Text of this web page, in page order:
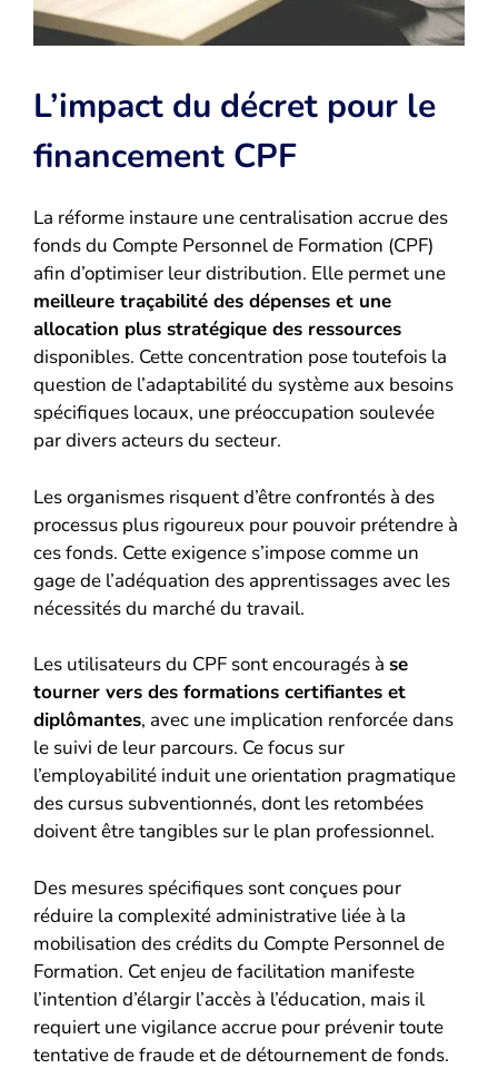
L’impact du décret pour le
financement CPF
La réforme instaure une centralisation accrue des
fonds du Compte Personnel de Formation (CPF)
afin d’optimiser leur distribution. Elle permet une
meilleure traçabilité des dépenses et une
allocation plus stratégique des ressources
disponibles. Cette concentration pose toutefois la
question de l’adaptabilité du système aux besoins
spécifiques locaux, une préoccupation soulevée
par divers acteurs du secteur.
Les organismes risquent d’être confrontés à des
processus plus rigoureux pour pouvoir prétendre à
ces fonds. Cette exigence s’impose comme un
gage de l’adéquation des apprentissages avec les
nécessités du marché du travail.
Les utilisateurs du CPF sont encouragés à se
tourner vers des formations certifiantes et
diplômantes, avec une implication renforcée dans
le suivi de leur parcours. Ce focus sur
l’employabilité induit une orientation pragmatique
des cursus subventionnés, dont les retombées
doivent être tangibles sur le plan professionnel.
Des mesures spécifiques sont conçues pour
réduire la complexité administrative liée à la
mobilisation des crédits du Compte Personnel de
Formation. Cet enjeu de facilitation manifeste
l’intention d’élargir l’accès à l’éducation, mais il
requiert une vigilance accrue pour prévenir toute
tentative de fraude et de détournement de fonds.